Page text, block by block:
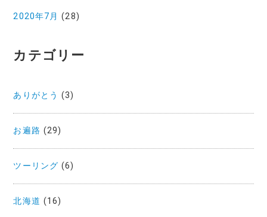
2020年7月 (28)
カテゴリー
ありがとう (3)
お遍路 (29)
ツーリング (6)
北海道 (16)